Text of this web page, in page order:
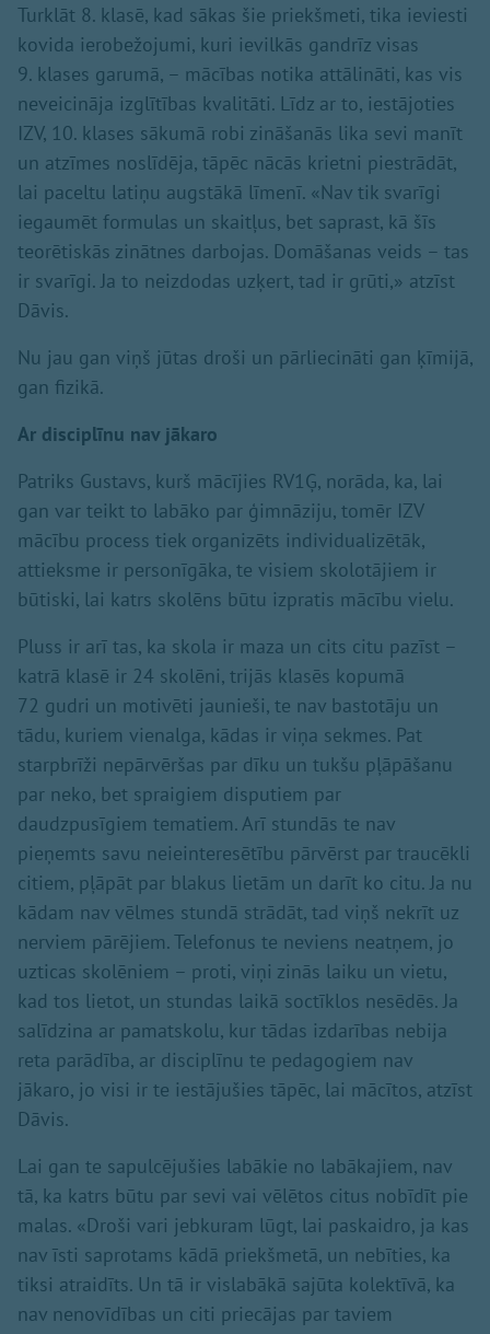
Turklāt 8. klasē, kad sākas šie priekšmeti, tika ieviesti
kovida ierobežojumi, kuri ievilkās gandrīz visas
9. klases garumā, – mācības notika attālināti, kas vis
neveicināja izglītības kvalitāti. Līdz ar to, iestājoties
IZV, 10. klases sākumā robi zināšanās lika sevi manīt
un atzīmes noslīdēja, tāpēc nācās krietni piestrādāt,
lai paceltu latiņu augstākā līmenī. «Nav tik svarīgi
iegaumēt formulas un skaitļus, bet saprast, kā šīs
teorētiskās zinātnes darbojas. Domāšanas veids – tas
ir svarīgi. Ja to neizdodas uzķert, tad ir grūti,» atzīst
Dāvis.
Nu jau gan viņš jūtas droši un pārliecināti gan ķīmijā,
gan fizikā.
Ar disciplīnu nav jākaro
Patriks Gustavs, kurš mācījies RV1Ģ, norāda, ka, lai
gan var teikt to labāko par ģimnāziju, tomēr IZV
mācību process tiek organizēts individualizētāk,
attieksme ir personīgāka, te visiem skolotājiem ir
būtiski, lai katrs skolēns būtu izpratis mācību vielu.
Pluss ir arī tas, ka skola ir maza un cits citu pazīst –
katrā klasē ir 24 skolēni, trijās klasēs kopumā
72 gudri un motivēti jaunieši, te nav bastotāju un
tādu, kuriem vienalga, kādas ir viņa sekmes. Pat
starpbrīži nepārvēršas par dīku un tukšu pļāpāšanu
par neko, bet spraigiem disputiem par
daudzpusīgiem tematiem. Arī stundās te nav
pieņemts savu neieinteresētību pārvērst par traucēkli
citiem, pļāpāt par blakus lietām un darīt ko citu. Ja nu
kādam nav vēlmes stundā strādāt, tad viņš nekrīt uz
nerviem pārējiem. Telefonus te neviens neatņem, jo
uzticas skolēniem – proti, viņi zinās laiku un vietu,
kad tos lietot, un stundas laikā soctīklos nesēdēs. Ja
salīdzina ar pamatskolu, kur tādas izdarības nebija
reta parādība, ar disciplīnu te pedagogiem nav
jākaro, jo visi ir te iestājušies tāpēc, lai mācītos, atzīst
Dāvis.
Lai gan te sapulcējušies labākie no labākajiem, nav
tā, ka katrs būtu par sevi vai vēlētos citus nobīdīt pie
malas. «Droši vari jebkuram lūgt, lai paskaidro, ja kas
nav īsti saprotams kādā priekšmetā, un nebīties, ka
tiksi atraidīts. Un tā ir vislabākā sajūta kolektīvā, ka
nav nenovīdības un citi priecājas par taviem